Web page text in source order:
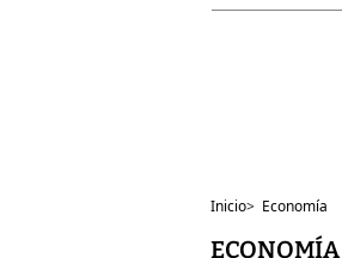
Inicio> Economía
ECONOMÍA